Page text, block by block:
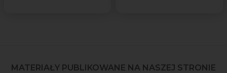
MATERIAŁY PUBLIKOWANE NA NASZEJ STRONIE